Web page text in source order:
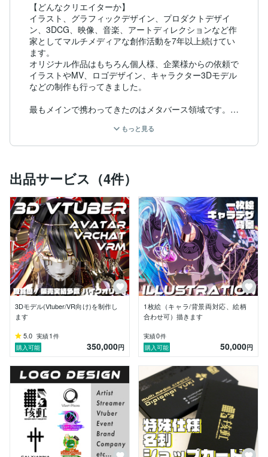
【どんなクリエイターか】
イラスト、グラフィックデザイン、プロダクトデザイ
ン、3DCG、映像、音楽、アートディレクションなど作
家としてマルチメディアな創作活動を7年以上続けてい
ます。
オリジナル作品はもちろん個人様、企業様からの依頼で
イラストやMV、ロゴデザイン、キャラクター3Dモデル
などの制作も行ってきました。
最もメインで携わってきたのはメタバース領域です。
アバターおよびアクセサリーのリリースや音楽活動、バ
【得意ジャンル】
Sci-Fi、サイバーパンク、ファッション、ハイカルチャ
ー寄りの表現が得意です。
バックボーンとして現代美術があるので、他のイラス
ト/ゲーム業界のクリエイターと比較して抽象度の高い
表現に精通しています。
メイク、ファッションについても普段から嗜み、アンバ
サダーやブランドオーナーの経験もあるのでアパレルや
ジュエリーを意識した作品づくりも非常に得意です。
【ご依頼について】
独自性の高いハイエンドなものからコスト感に見合った
また、バーチャル活動で配信やライブもしているのでVt
uber様に向けたクリエイティブはほぼすべて対応でき
ます。
近年のコンテンツビジネスは1メディアで終わるものは
ほとんどなく、キャラクターからグッズ、楽曲、グラフ
ィック周りのトンマナ統一と様々なクリエイティブが必
要になっています。
私はその全てを自分の手でつくってきました。
この経験を活かして、皆さまにお届けできればと思いま
す。
もっと見る
出品サービス（4件）
3Dモデル(Vtuber/VR向け)を制作し
ます
5.0 実績1 件
購入可能
350,000円
1枚絵（キャラ/背景両対応、絵柄
合わせ可）描きます
実績0件
購入可能
50,000円